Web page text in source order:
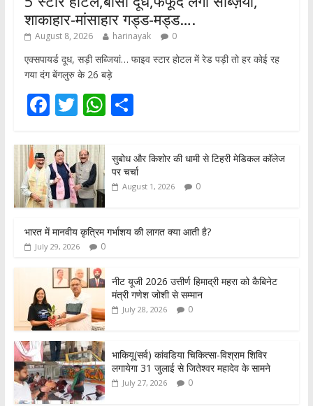
शाकाहार-मांसाहार गड्ड-मड्ड….
August 8, 2026 harinayak 0
एक्सपायर्ड दूध, सड़ी सब्जियां… फाइव स्टार होटल में रेड पड़ी तो हर कोई रह
गया दंग बेंगलुरु के 26 बड़े
F
e
b
o
o
k
T
itt
er
W
at
s
A
p
S
ar
e
सुबोध और किशोर की धामी से टिहरी मेडिकल कॉलेज
पर चर्चा
August 1, 2026 0
भारत में मानवीय कृत्रिम गर्भाशय की लागत क्या आती है?
July 29, 2026 0
नीट यूजी 2026 उत्तीर्ण हिमाद्री महरा को कैबिनेट
मंत्री गणेश जोशी से सम्मान
July 28, 2026 0
भाकियू(सर्व) कांवडिया चिकित्सा-विश्राम शिविर
लगायेगा 31 जुलाई से जितेश्वर महादेव के सामने
July 27, 2026 0